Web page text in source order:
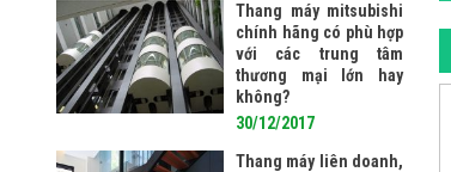
Thang máy mitsubishi
chính hãng có phù hợp
với các trung tâm
thương mại lớn hay
không?
30/12/2017
Thang máy liên doanh,